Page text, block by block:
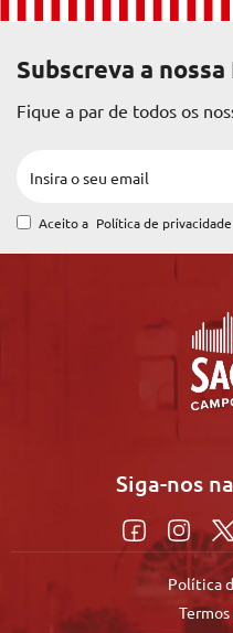
Subscreva a
Fique a par de todos os
Aceito a Política de privacidade
Siga-nos
Política